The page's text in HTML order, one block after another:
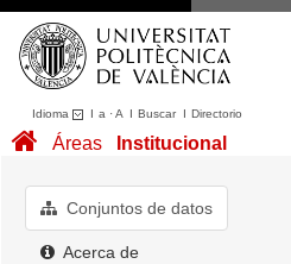
Idioma I a ·A I BuscarI Directorio
Conjuntos de datos
Acerca de
Áreas Institucional
Conjuntos de datos
Acerca de